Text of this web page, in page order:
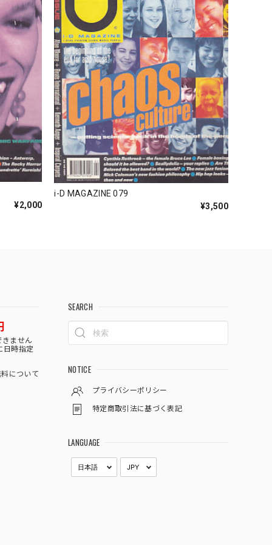
¥2,000
i-D MAGAZINE 079
¥3,500
きません
日時指定
について
SEARCH
NOTICE
プライバシーポリシー
特定商取引法に基づく表記
LANGUAGE